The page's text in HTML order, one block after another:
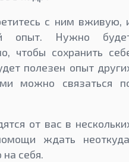
с ним вживую,
опыт. Нужно
чтобы сохранить
полезен опыт
можно связаться
от вас в
ждать
на себя.